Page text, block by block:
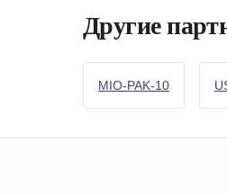
Другие
MIO-PAK-10